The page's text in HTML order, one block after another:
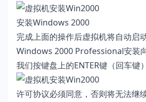
安装Windows 2000
完成上面的操作后虚拟机将自动启
Windows 2000 Professional安装
我们按键盘上的ENTER键（回车键
许可协议必须同意，否则将无法继